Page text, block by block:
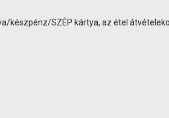
készpénz/SZÉP kártya, az étel